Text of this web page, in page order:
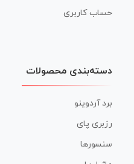
حساب کاربری
دسته‌بندی محصولات
برد آردوینو
رزبری پای
سنسورها